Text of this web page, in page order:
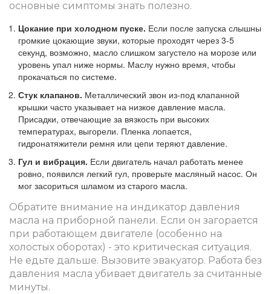
основные симптомы знать полезно.
Цокание при холодном пуске. Если после запуска слышны
громкие цокающие звуки, которые проходят через 3-5
секунд, возможно, масло слишком загустело на морозе или
уровень упал ниже нормы. Маслу нужно время, чтобы
прокачаться по системе.
Стук клапанов. Металлический звон из-под клапанной
крышки часто указывает на низкое давление масла.
Присадки, отвечающие за вязкость при высоких
температурах, выгорели. Пленка лопается,
гидронатяжители ремня или цепи теряют давление.
Гул и вибрация. Если двигатель начал работать менее
ровно, появился легкий гул, проверьте масляный насос. Он
мог засориться шламом из старого масла.
Обратите внимание на индикатор давления
масла на приборной панели. Если он загорается
при работающем двигателе (особенно на
холостых оборотах) - это критическая ситуация.
Не едьте дальше. Вызовите эвакуатор. Работа без
давления масла убивает двигатель за считанные
минуты.